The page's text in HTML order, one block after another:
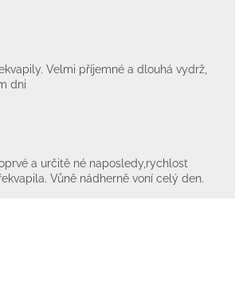
Velmi příjemné a dlouhá vydrž,
dni
a určitě né naposledy,rychlost
Vůně nádherně voní celý den.